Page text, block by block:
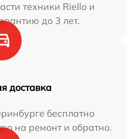
техники Riello и
до 3 лет.
доставка
бесплатно
на ремонт и обратно.